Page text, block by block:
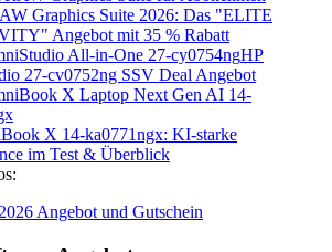
Graphics Suite 2026: Das "ELITE
Angebot mit 35 % Rabatt
HP
27-cv0752ng SSV Deal Angebot
X 14-ka0771ngx: KI-starke
im Test & Überblick